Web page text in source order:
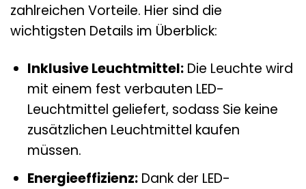
zahlreichen Vorteile. Hier sind die
wichtigsten Details im Überblick:
Inklusive Leuchtmittel:Die Leuchte wird
mit einem fest verbauten LED-
Leuchtmittel geliefert, sodass Sie keine
zusätzlichen Leuchtmittel kaufen
müssen.
Energieeffizienz:Dank der LED-